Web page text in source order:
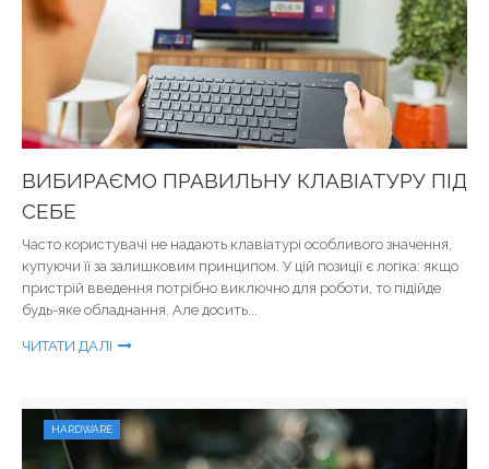
ВИБИРАЄМО ПРАВИЛЬНУ КЛАВІАТУРУ ПІД
СЕБЕ
Часто користувачі не надають клавіатурі особливого значення,
купуючи її за залишковим принципом. У цій позиції є логіка: якщо
пристрій введення потрібно виключно для роботи, то підійде
будь-яке обладнання. Але досить...
ЧИТАТИ ДАЛІ
HARDWARE